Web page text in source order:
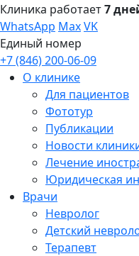
Клиника работает7
WhatsApp MaxVK
Единый номер
+7 (846) 200-06-09
О клинике
Для пациентов
Фототур
Публикации
Новости
Лечение
Юридическая
Врачи
Невролог
Детский
Терапевт